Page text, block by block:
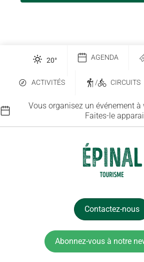
20° AGENDA
ACTIVITÉS / CIRCUITS
Vous organisez un événement
Faites-le
Contactez-nous
Abonnez-vous à notre